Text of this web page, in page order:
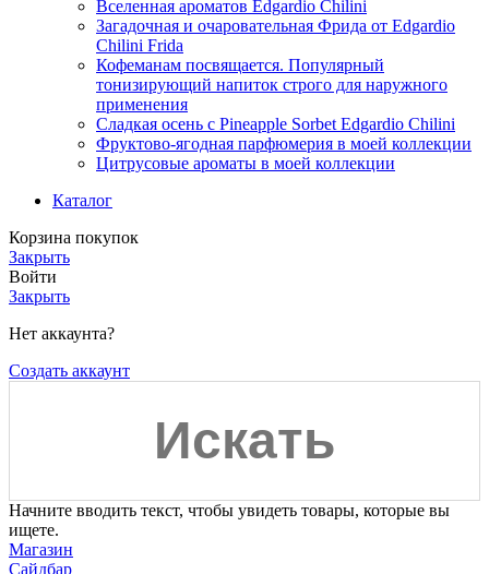
Вселенная ароматов Edgardio Chilini
Загадочная и очаровательная Фрида от Edgardio
Chilini Frida
Кофеманам посвящается. Популярный
тонизирующий напиток строго для наружного
применения
Сладкая осень с Pineapple Sorbet Edgardio Chilini
Фруктово-ягодная парфюмерия в моей коллекции
​Цитрусовые ароматы в моей коллекции
Каталог
Корзина покупок
Закрыть
Войти
Закрыть
Нет аккаунта?
Создать аккаунт
Начните вводить текст, чтобы увидеть товары, которые вы
ищете.
Магазин
Сайдбар